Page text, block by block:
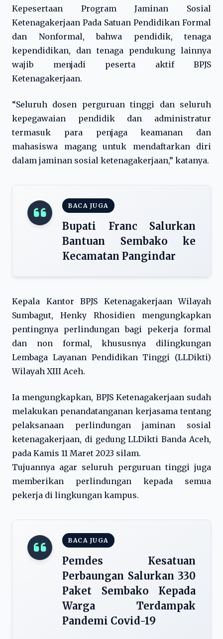
Kepesertaan Program Jaminan Sosial
Ketenagakerjaan Pada Satuan Pendidikan Formal
dan Nonformal, bahwa pendidik, tenaga
kependidikan, dan tenaga pendukung lainnya
wajib menjadi peserta aktif BPJS
Ketenagakerjaan.
“Seluruh dosen perguruan tinggi dan seluruh
kepegawaian pendidik dan administratur
termasuk para penjaga keamanan dan
mahasiswa magang untuk mendaftarkan diri
dalam jaminan sosial ketenagakerjaan,” katanya.
BACA JUGA
Bupati Franc Salurkan
Bantuan Sembako ke
Kecamatan Pangindar
Kepala Kantor BPJS Ketenagakerjaan Wilayah
Sumbagut, Henky Rhosidien mengungkapkan
pentingnya perlindungan bagi pekerja formal
dan non formal, khususnya dilingkungan
Lembaga Layanan Pendidikan Tinggi (LLDikti)
Wilayah XIII Aceh.
Ia mengungkapkan, BPJS Ketenagakerjaan sudah
melakukan penandatanganan kerjasama tentang
pelaksanaan perlindungan jaminan sosial
ketenagakerjaan, di gedung LLDikti Banda Aceh,
pada Kamis 11 Maret 2023 silam.
Tujuannya agar seluruh perguruan tinggi juga
memberikan perlindungan kepada semua
pekerja di lingkungan kampus.
BACA JUGA
Pemdes Kesatuan
Perbaungan Salurkan 330
Paket Sembako Kepada
Warga Terdampak
Pandemi Covid-19